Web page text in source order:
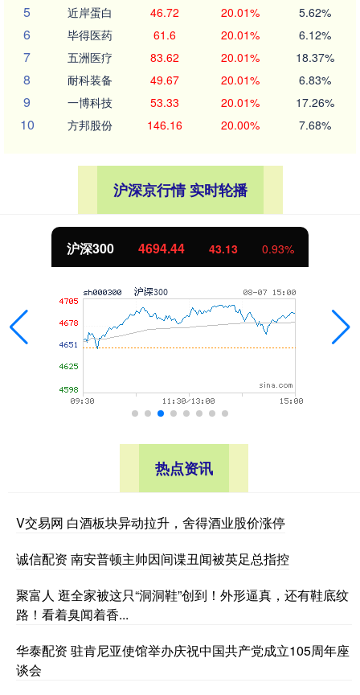
5 近岸蛋白 46.72 20.01% 5.62%
6 毕得医药 61.6 20.01% 6.12%
7 五洲医疗 83.62 20.01% 18.37%
8 耐科装备 49.67 20.01% 6.83%
9 一博科技 53.33 20.01% 17.26%
10 方邦股份 146.16 20.00% 7.68%
沪深京行情 实时轮播
北证50 1134.24 11.37 1.01%
热点资讯
V交易网 白酒板块异动拉升，舍得酒业股价涨停
诚信配资 南安普顿主帅因间谍丑闻被英足总指控
聚富人 逛全家被这只“洞洞鞋”创到！外形逼真，还有鞋底纹
路！看着臭闻着香...
华泰配资 驻肯尼亚使馆举办庆祝中国共产党成立105周年座
谈会